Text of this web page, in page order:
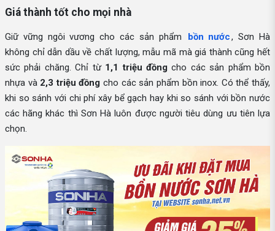
Giá thành tốt cho mọi nhà
Giữ vững ngôi vương cho các sản phẩm bồn nước, Sơn Hà
không chỉ dẫn dầu về chất lượng, mẫu mã mà giá thành cũng hết
sức phải chăng. Chỉ từ 1,1 triệu đồngcho các sản phẩm bồn
nhựa và2,3 triệu đồng cho các sản phẩm bồn inox. Có thể thấy,
khi so sánh với chi phí xây bể gạch hay khi so sánh với bồn nước
các hãng khác thì Sơn Hà luôn được người tiêu dùng ưu tiên lựa
chọn.